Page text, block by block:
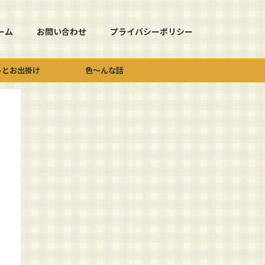
ム お問い合わせ プライバシーポリシー
お出掛け 色～んな話